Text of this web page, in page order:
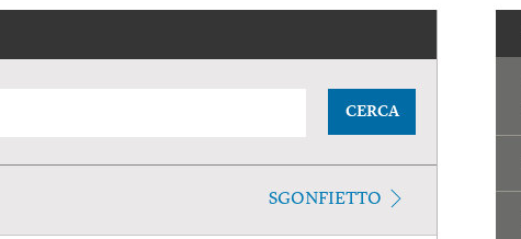
CERCA
SGONFIETTO